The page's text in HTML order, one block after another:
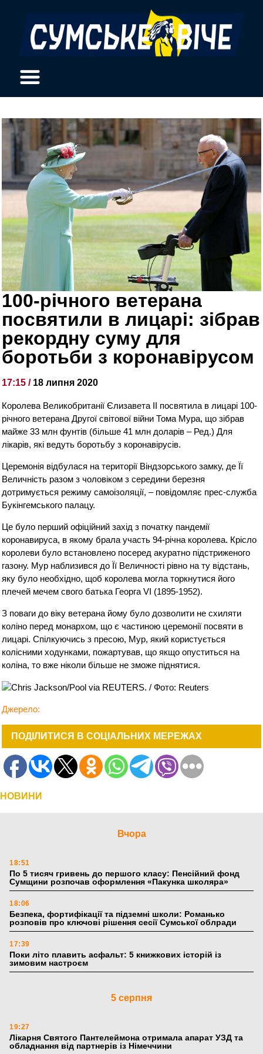
100-річного ветерана
посвятили в лицарі: зібрав
рекордну суму для
боротьби з коронавірусом
17:15 / 18 липня 2020
Королева Великобританії Єлизавета II посвятила в лицарі 100-
річного ветерана Другої світової війни Тома Мура, що зібрав
майже 33 млн фунтів (більше 41 млн доларів – Ред.) Для
лікарів, які ведуть боротьбу з коронавірусів.
Церемонія відбулася на території Віндзорського замку, де Її
Величність разом з чоловіком з середини березня
дотримується режиму самоізоляції, – повідомляє прес-служба
Букінгемського палацу.
Це було перший офіційний захід з початку пандемії
коронавируса, в якому брала участь 94-річна королева. Крісло
королеви було встановлено посеред акуратно підстриженого
газону. Мур наблизився до Її Величності рівно на ту відстань,
яку було необхідно, щоб королева могла торкнутися його
плечей мечем свого батька Георга VI (1895-1952).
З поваги до віку ветерана йому було дозволити не схиляти
коліно перед монархом, що є частиною церемонії посвяти в
лицарі. Спілкуючись з пресою, Мур, який користується
колісними ходунками, пожартував, що якщо опуститься на
коліна, то вже ніколи більше не зможе піднятися.
Джерело:
ПОДІЛИТИСЯ В СОЦІАЛЬНИХ МЕРЕЖАХ
НОВИНИ
Вчора
18:51
По 5 тисяч гривень до першого класу: Пенсійний фонд
Сумщини розпочав оформлення «Пакунка школяра»
18:06
Безпека, фортифікації та підземні школи: Романько
розповів про ключові рішення сесії Сумської облради
17:39
Поки літо плавить асфальт: 5 книжкових історій із
зимовим настроєм
5 серпня
19:27
Лікарня Святого Пантелеймона отримала апарат УЗД та
обладнання від партнерів із Німеччини